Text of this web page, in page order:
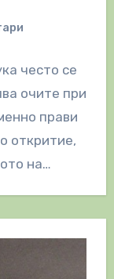
често се
очите при
прави
откритие,
на